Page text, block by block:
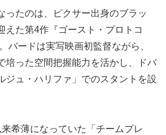
ったのは、ピクサー出身のブラッ
えた第4作『ゴースト・プロトコ
バードは実写映画初監督ながら、
培った空間把握能力を活かし、ドバ
ジュ・ハリファ」でのスタントを設
希薄になっていた「チームプレ